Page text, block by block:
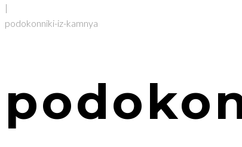
|
podokonniki-iz-kamnya